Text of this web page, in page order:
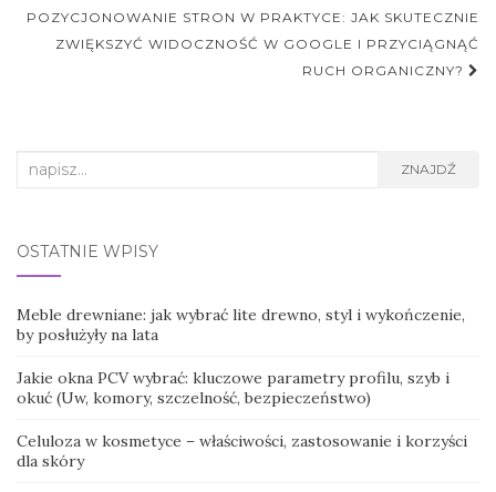
POZYCJONOWANIE STRON W PRAKTYCE: JAK SKUTECZNIE
ZWIĘKSZYĆ WIDOCZNOŚĆ W GOOGLE I PRZYCIĄGNĄĆ
RUCH ORGANICZNY?
Search
ZNAJDŹ
OSTATNIE WPISY
Meble drewniane: jak wybrać lite drewno, styl i wykończenie,
by posłużyły na lata
Jakie okna PCV wybrać: kluczowe parametry profilu, szyb i
okuć (Uw, komory, szczelność, bezpieczeństwo)
Celuloza w kosmetyce – właściwości, zastosowanie i korzyści
dla skóry